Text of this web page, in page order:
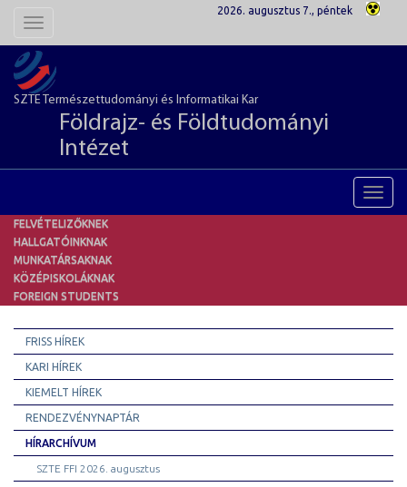
Toggle
2026. augusztus 7., péntek
SZTE Természettudományi és Informatikai Kar
Földrajz- és Földtudományi
Intézet
FELVÉTELIZŐKNEK
HALLGATÓINKNAK
MUNKATÁRSAKNAK
KÖZÉPISKOLÁKNAK
FOREIGN STUDENTS
FRISS HÍREK
KARI HÍREK
KIEMELT HÍREK
RENDEZVÉNYNAPTÁR
HÍRARCHÍVUM
SZTE FFI 2026. augusztus